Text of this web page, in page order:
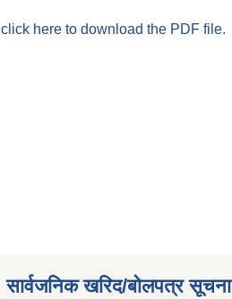
click here to download the PDF file.
सार्वजनिक खरिद/बोलपत्र सूचना